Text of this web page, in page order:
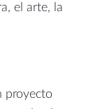
el arte, la
proyecto